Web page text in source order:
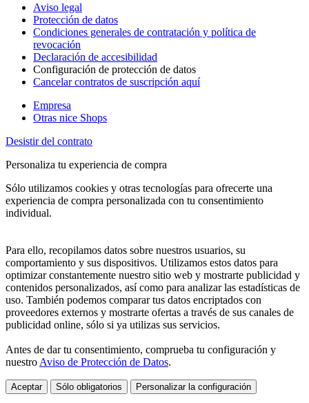
Aviso legal
Protección de datos
Condiciones generales de contratación y política de
revocación
Declaración de accesibilidad
Configuración de protección de datos
Cancelar contratos de suscripción aquí
Empresa
Otras nice Shops
Desistir del contrato
Personaliza tu experiencia de compra
Sólo utilizamos cookies y otras tecnologías para ofrecerte una
experiencia de compra personalizada con tu consentimiento
individual.
Para ello, recopilamos datos sobre nuestros usuarios, su
comportamiento y sus dispositivos. Utilizamos estos datos para
optimizar constantemente nuestro sitio web y mostrarte publicidad y
contenidos personalizados, así como para analizar las estadísticas de
uso. También podemos comparar tus datos encriptados con
proveedores externos y mostrarte ofertas a través de sus canales de
publicidad online, sólo si ya utilizas sus servicios.
Antes de dar tu consentimiento, comprueba tu configuración y
nuestro Aviso de Protección de Datos.
Aceptar Sólo obligatorios Personalizar la configuración